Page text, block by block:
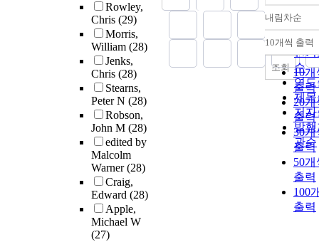
Rowley,
Chris (29)
Morris,
William (28)
Jenks,
Chris (28)
Stearns,
Peter N (28)
Robson,
John M (28)
edited by
Malcolm
Warner(28)
Craig,
Edward (28)
Apple,
Michael W
(27)
정확
순
인기
순
연도
제목
저
발행
관순
내림차순
내
10개씩 출력
10개
출력
20개
출력
30개
출력
50개
출력
100
출력
조회